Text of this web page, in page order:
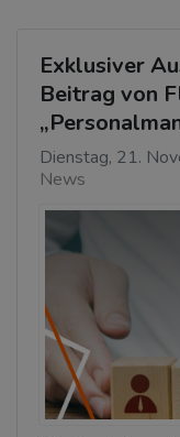
Exklusiver
Beitrag von
Dienstag, 21.
News